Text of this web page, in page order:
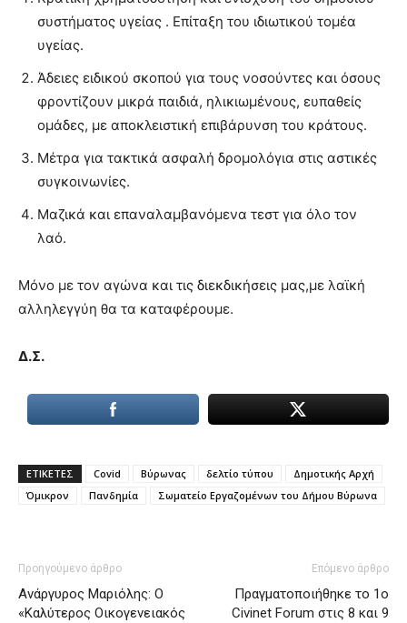
συστήματος υγείας . Επίταξη του ιδιωτικού τομέα
υγείας.
Άδειες ειδικού σκοπού για τους νοσούντες και όσους
φροντίζουν μικρά παιδιά, ηλικιωμένους, ευπαθείς
ομάδες, με αποκλειστική επιβάρυνση του κράτους.
Μέτρα για τακτικά ασφαλή δρομολόγια στις αστικές
συγκοινωνίες.
Μαζικά και επαναλαμβανόμενα τεστ για όλο τον
λαό.
Μόνο με τον αγώνα και τις διεκδικήσεις μας,με λαϊκή
αλληλεγγύη θα τα καταφέρουμε.
Δ.Σ.
ΕΤΙΚΕΤΕΣ Covid Βύρωνας δελτίο τύπου
Δημοτικής Αρχή
Όμικρον
Πανδημία Σωματείο Εργαζομένων του Δήμου Βύρωνα
Προηγούμενο άρθρο
Ανάργυρος Μαριόλης: Ο
«Καλύτερος Οικογενειακός
Επόμενο άρθρο
Πραγματοποιήθηκε το 1ο
Civinet Forum στις 8 και 9